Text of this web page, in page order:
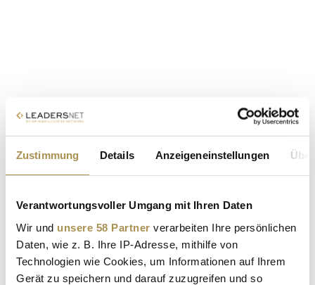
Zustimmung Details Anzeigeneinstellungen
Verantwortungsvoller Umgang mit Ihren Daten
Wir und unsere 58 Partner verarbeiten Ihre persönlichen
Daten, wie z. B. Ihre IP-Adresse, mithilfe von
Technologien wie Cookies, um Informationen auf Ihrem
Gerät zu speichern und darauf zuzugreifen und so